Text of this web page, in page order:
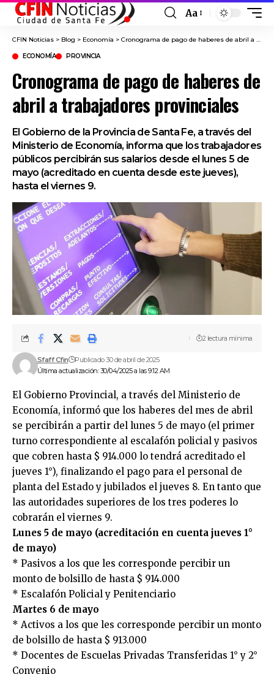
Font
Resizer
Aa
CFIN Noticias > Blog > Economía > Cronograma de pago de haberes de abril a trabajadores provinciales
ECONOMÍA PROVINCIA
Cronograma de pago de haberes de
abril a trabajadores provinciales
El Gobierno de la Provincia de Santa Fe, a través del
Ministerio de Economía, informa que los trabajadores
públicos percibirán sus salarios desde el lunes 5 de
mayo (acreditado en cuenta desde este jueves),
hasta el viernes 9.
Última actualización: 30/04/2025 a las 9:12 AM
Sfaff Cfin Publicado 30 de abril de 2025
2 lectura mínima
El Gobierno Provincial, a través del Ministerio de
Economía, informó que los haberes del mes de abril
se percibirán a partir del lunes 5 de mayo (el primer
turno correspondiente al escalafón policial y pasivos
que cobren hasta $ 914.000 lo tendrá acreditado el
jueves 1°), finalizando el pago para el personal de
planta del Estado y jubilados el jueves 8. En tanto que
las autoridades superiores de los tres poderes lo
cobrarán el viernes 9.
Lunes 5 de mayo (acreditación en cuenta jueves 1°
de mayo)
* Pasivos a los que les corresponde percibir un
monto de bolsillo de hasta $ 914.000
* Escalafón Policial y Penitenciario
Martes 6 de mayo
* Activos a los que les corresponde percibir un monto
de bolsillo de hasta $ 913.000
* Docentes de Escuelas Privadas Transferidas 1° y 2°
Convenio